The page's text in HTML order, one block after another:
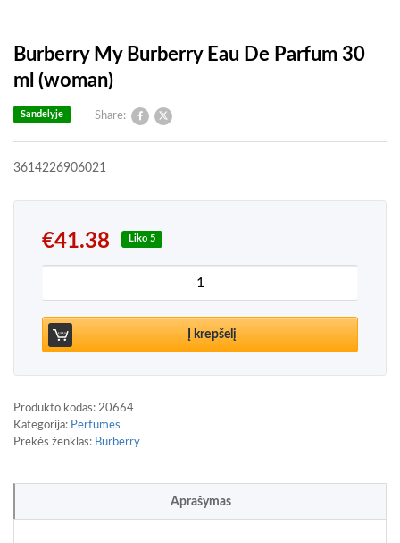
Burberry My Burberry Eau De Parfum 30
ml (woman)
Share:
Sandelyje
3614226906021
€41.38 Liko 5
produkto kiekis: Burberry My Burberry Eau De
Į krepšelį
Produkto kodas: 20664
Kategorija: Perfumes
Prekės ženklas: Burberry
Aprašymas